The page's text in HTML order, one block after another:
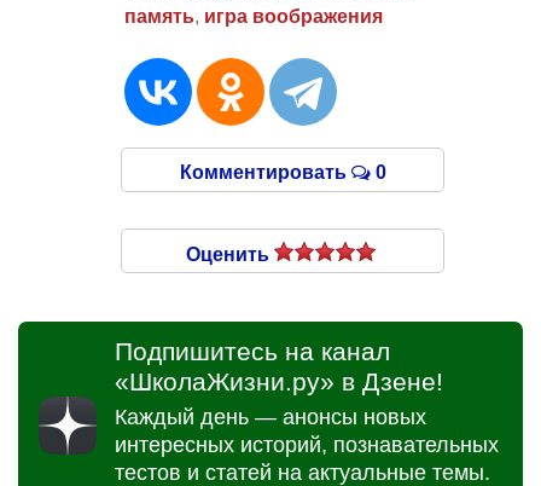
память, игра воображения
Комментировать 0
Оценить
Подпишитесь на канал
«ШколаЖизни.ру» в Дзене!
Каждый день — анонсы новых
интересных историй, познавательных
тестов и статей на актуальные темы.